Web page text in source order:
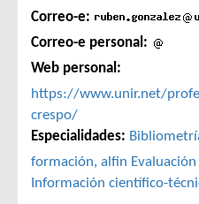
Correo-e:
Correo-e personal:
Web personal:
https://www.unir.net/
crespo/
Especialidades:
formación, alfin
Información científico-